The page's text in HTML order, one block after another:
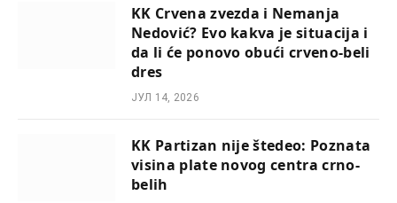
KK Crvena zvezda i Nemanja
Nedović? Evo kakva je situacija i
da li će ponovo obući crveno-beli
dres
ЈУЛ 14, 2026
KK Partizan nije štedeo: Poznata
visina plate novog centra crno-
belih